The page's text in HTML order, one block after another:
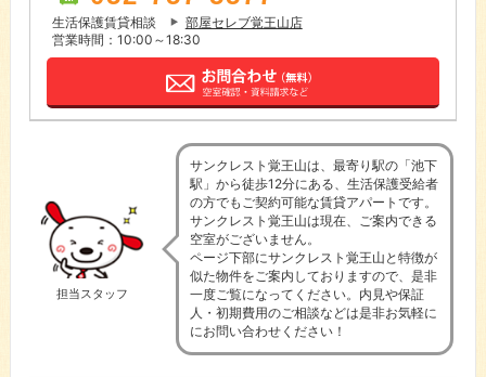
生活保護賃貸相談
部屋セレブ覚王山店
営業時間：10:00～18:30
担当スタッフ
サンクレスト覚王山は、最寄り駅の「池下
駅」から徒歩12分にある、生活保護受給者
の方でもご契約可能な賃貸アパートです。
サンクレスト覚王山は現在、ご案内できる
空室がございません。
ページ下部にサンクレスト覚王山と特徴が
似た物件をご案内しておりますので、是非
一度ご覧になってください。内見や保証
人・初期費用のご相談などは是非お気軽に
にお問い合わせください！